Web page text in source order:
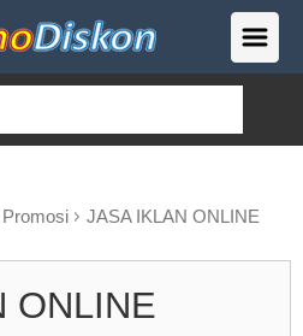
JASA IKLAN ONLINE
ONLINE